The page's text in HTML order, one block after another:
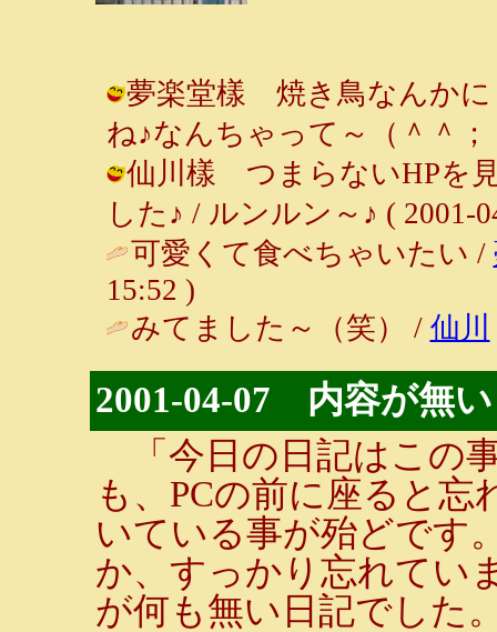
夢楽堂樣 焼き鳥なんかに
ね♪なんちゃって～（＾＾；
仙川樣 つまらないHPを
した♪ / ルンルン～♪ ( 2001-
可愛くて食べちゃいたい /
15:52 )
みてました～（笑） / 仙川
2001-04-07 内容が無
「今日の日記はこの
も、PCの前に座ると
いている事が殆どです
か、すっかり忘れてい
が何も無い日記でした